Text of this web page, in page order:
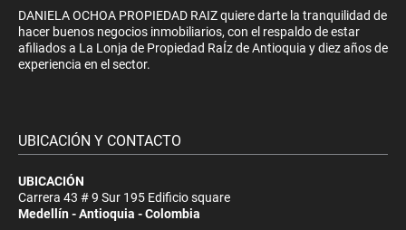
DANIELA OCHOA PROPIEDAD RAIZ quiere darte la tranquilidad de
hacer buenos negocios inmobiliarios, con el respaldo de estar
afiliados a La Lonja de Propiedad RaÍz de Antioquia y diez años de
experiencia en el sector.
UBICACIÓN Y CONTACTO
UBICACIÓN
Carrera 43 # 9 Sur 195 Edificio square
Medellín - Antioquia - Colombia